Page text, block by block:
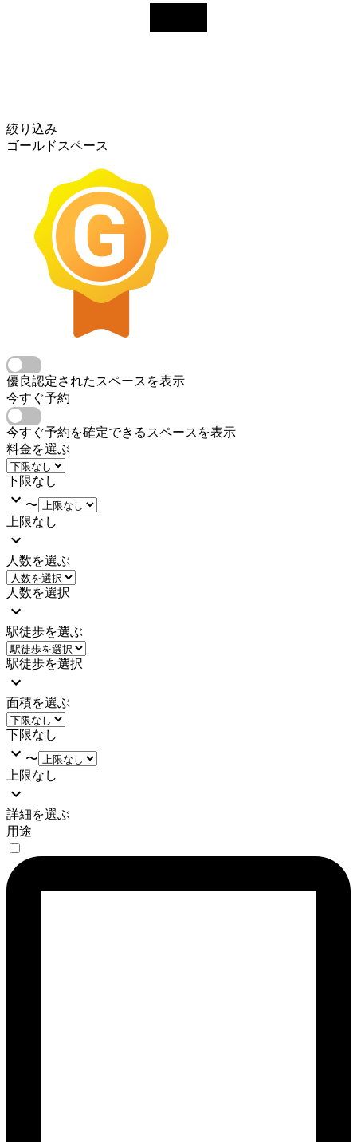
絞り込み
ゴールドスペース
優良認定されたスペースを表示
今すぐ予約
今すぐ予約を確定できるスペースを表示
料金を選ぶ
下限なし
〜
上限なし
人数を選ぶ
人数を選択
駅徒歩を選ぶ
駅徒歩を選択
面積を選ぶ
下限なし
〜
上限なし
詳細を選ぶ
用途